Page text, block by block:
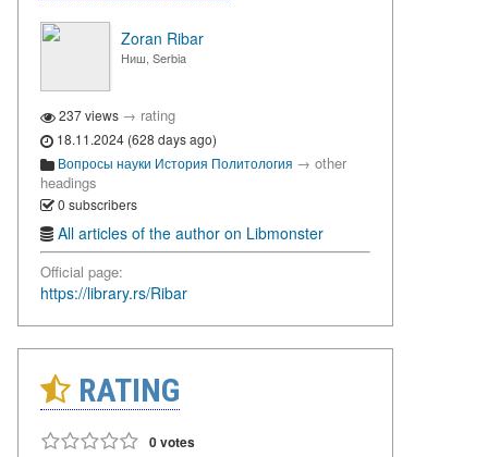
Zoran Ribar
Ниш, Serbia
237 views → rating
18.11.2024 (628 days ago)
Вопросы науки История Политология → other
headings
0 subscribers
All articles of the author on Libmonster
Official page:
https://library.rs/Ribar
RATING
0 votes